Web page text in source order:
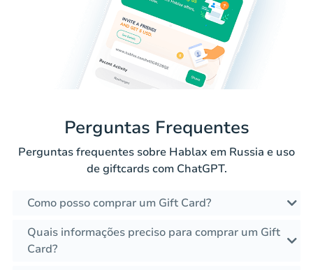
Perguntas Frequentes
Perguntas frequentes sobre Hablax em Russia e uso
de giftcards com ChatGPT.
Como posso comprar um Gift Card?
Quais informações preciso para comprar um Gift
Card?